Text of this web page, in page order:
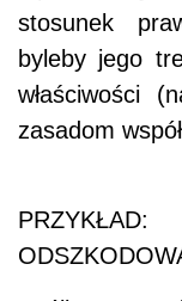
stosunek
byleby jego
właściwości
zasadom